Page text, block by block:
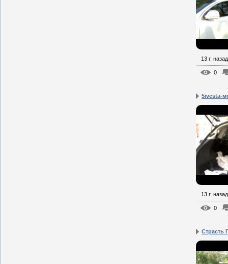
13 г. назад
0
5ivesta-
13 г. назад
0
Страсть